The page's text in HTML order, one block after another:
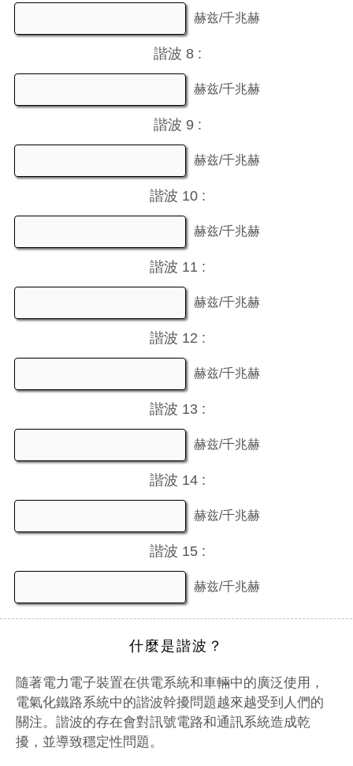
赫兹/千兆赫
諧波 8 :
赫兹/千兆赫
諧波 9 :
赫兹/千兆赫
諧波 10 :
赫兹/千兆赫
諧波 11 :
赫兹/千兆赫
諧波 12 :
赫兹/千兆赫
諧波 13 :
赫兹/千兆赫
諧波 14 :
赫兹/千兆赫
諧波 15 :
赫兹/千兆赫
什麼是諧波？
隨著電力電子裝置在供電系統和車輛中的廣泛使用，
電氣化鐵路系統中的諧波幹擾問題越來越受到人們的
關注。諧波的存在會對訊號電路和通訊系統造成乾
擾，並導致穩定性問題。